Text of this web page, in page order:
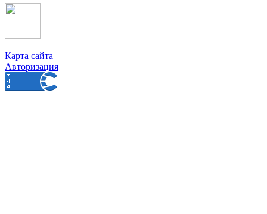
Карта сайта
Авторизация